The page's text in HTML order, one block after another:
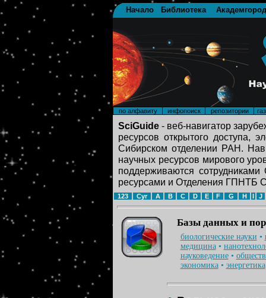
Начало Библиотека
по алфавиту инфопоиск репозитории
SciGuide - веб-навигатор
ресурсов открытого доступа,
Сибирском отделении РАН.
научных ресурсов мирового
поддерживаются
ресурсами и Отделения ГПНТБ
123 Cyr A B C D E F G H I J
Базы данных и
биологические науки •
медицина•
науковедение•
экономика• энергетика